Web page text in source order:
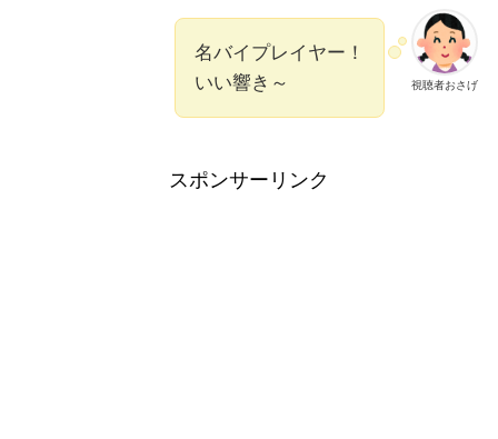
視聴者おさげ
名バイプレイヤー！
いい響き～
スポンサーリンク